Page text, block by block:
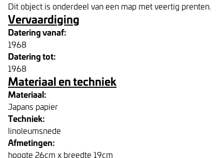
Dit object is onderdeel van een map met veertig prenten.
Vervaardiging
Datering vanaf:
1968
Datering tot:
1968
Materiaal en techniek
Materiaal:
Japans papier
Techniek:
linoleumsnede
Afmetingen:
hoogte 26cm x breedte 19cm